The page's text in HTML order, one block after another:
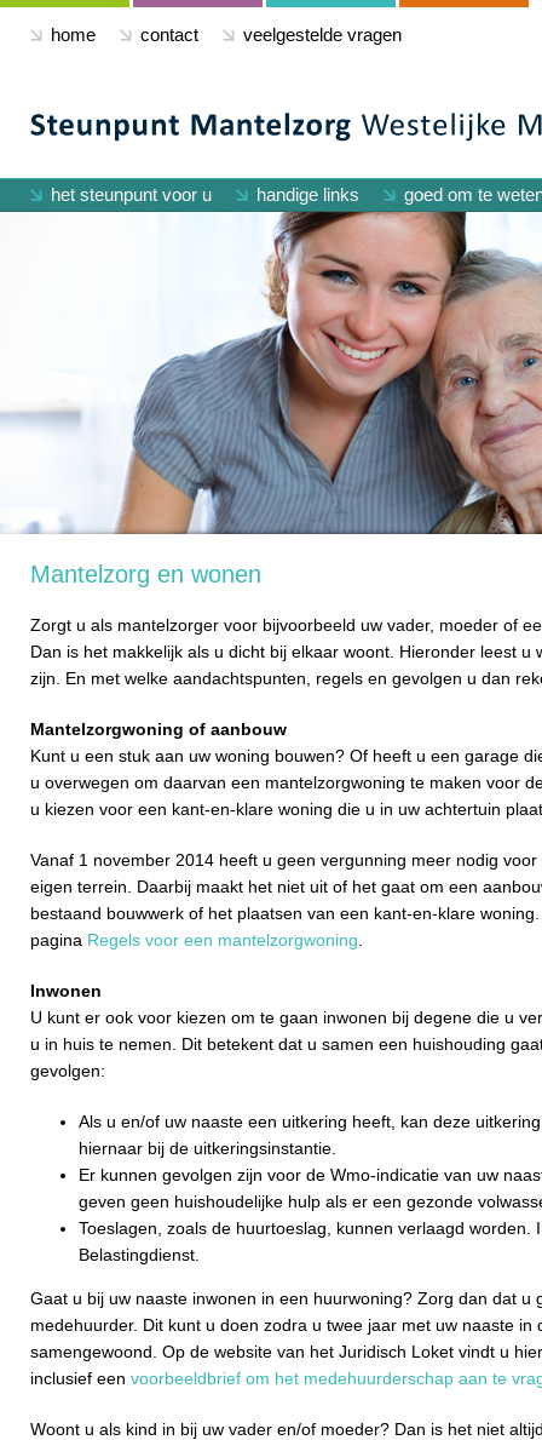
home contact veelgestelde vragen
het steunpunt voor u handige links goed om te
Mantelzorg en wonen
Zorgt u als mantelzorger voor bijvoorbeeld uw vader, moeder of
Dan is het makkelijk als u dicht bij elkaar woont. Hieronder leest u
zijn. En met welke aandachtspunten, regels en gevolgen u dan
Mantelzorgwoning of aanbouw
Kunt u een stuk aan uw woning bouwen? Of heeft u een garage
u overwegen om daarvan een mantelzorgwoning te maken voor
u kiezen voor een kant-en-klare woning die u in uw achtertuin
Vanaf 1 november 2014 heeft u geen vergunning meer nodig
eigen terrein. Daarbij maakt het niet uit of het gaat om een
bestaand bouwwerk of het plaatsen van een kant-en-klare
pagina Regels voor een mantelzorgwoning
Inwonen
U kunt er ook voor kiezen om te gaan inwonen bij degene die u
u in huis te nemen. Dit betekent dat u samen een huishouding
gevolgen:
Als u en/of uw naaste een uitkering heeft, kan deze
hiernaar bij de uitkeringsinstantie.
Er kunnen gevolgen zijn voor de Wmo-indicatie van uw
geven geen huishoudelijke hulp als er een gezonde
Toeslagen, zoals de huurtoeslag, kunnen verlaagd worden.
Belastingdienst.
Gaat u bij uw naaste inwonen in een huurwoning? Zorg dan dat u
medehuurder. Dit kunt u doen zodra u twee jaar met uw naaste in
samengewoond. Op de website van het Juridisch Loket vindt u
inclusief een voorbeeldbrief om het medehuurderschap aan te
Woont u als kind in bij uw vader en/of moeder? Dan is het niet